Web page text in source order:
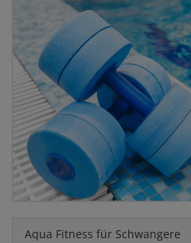
Aqua Fitness für Schwangere